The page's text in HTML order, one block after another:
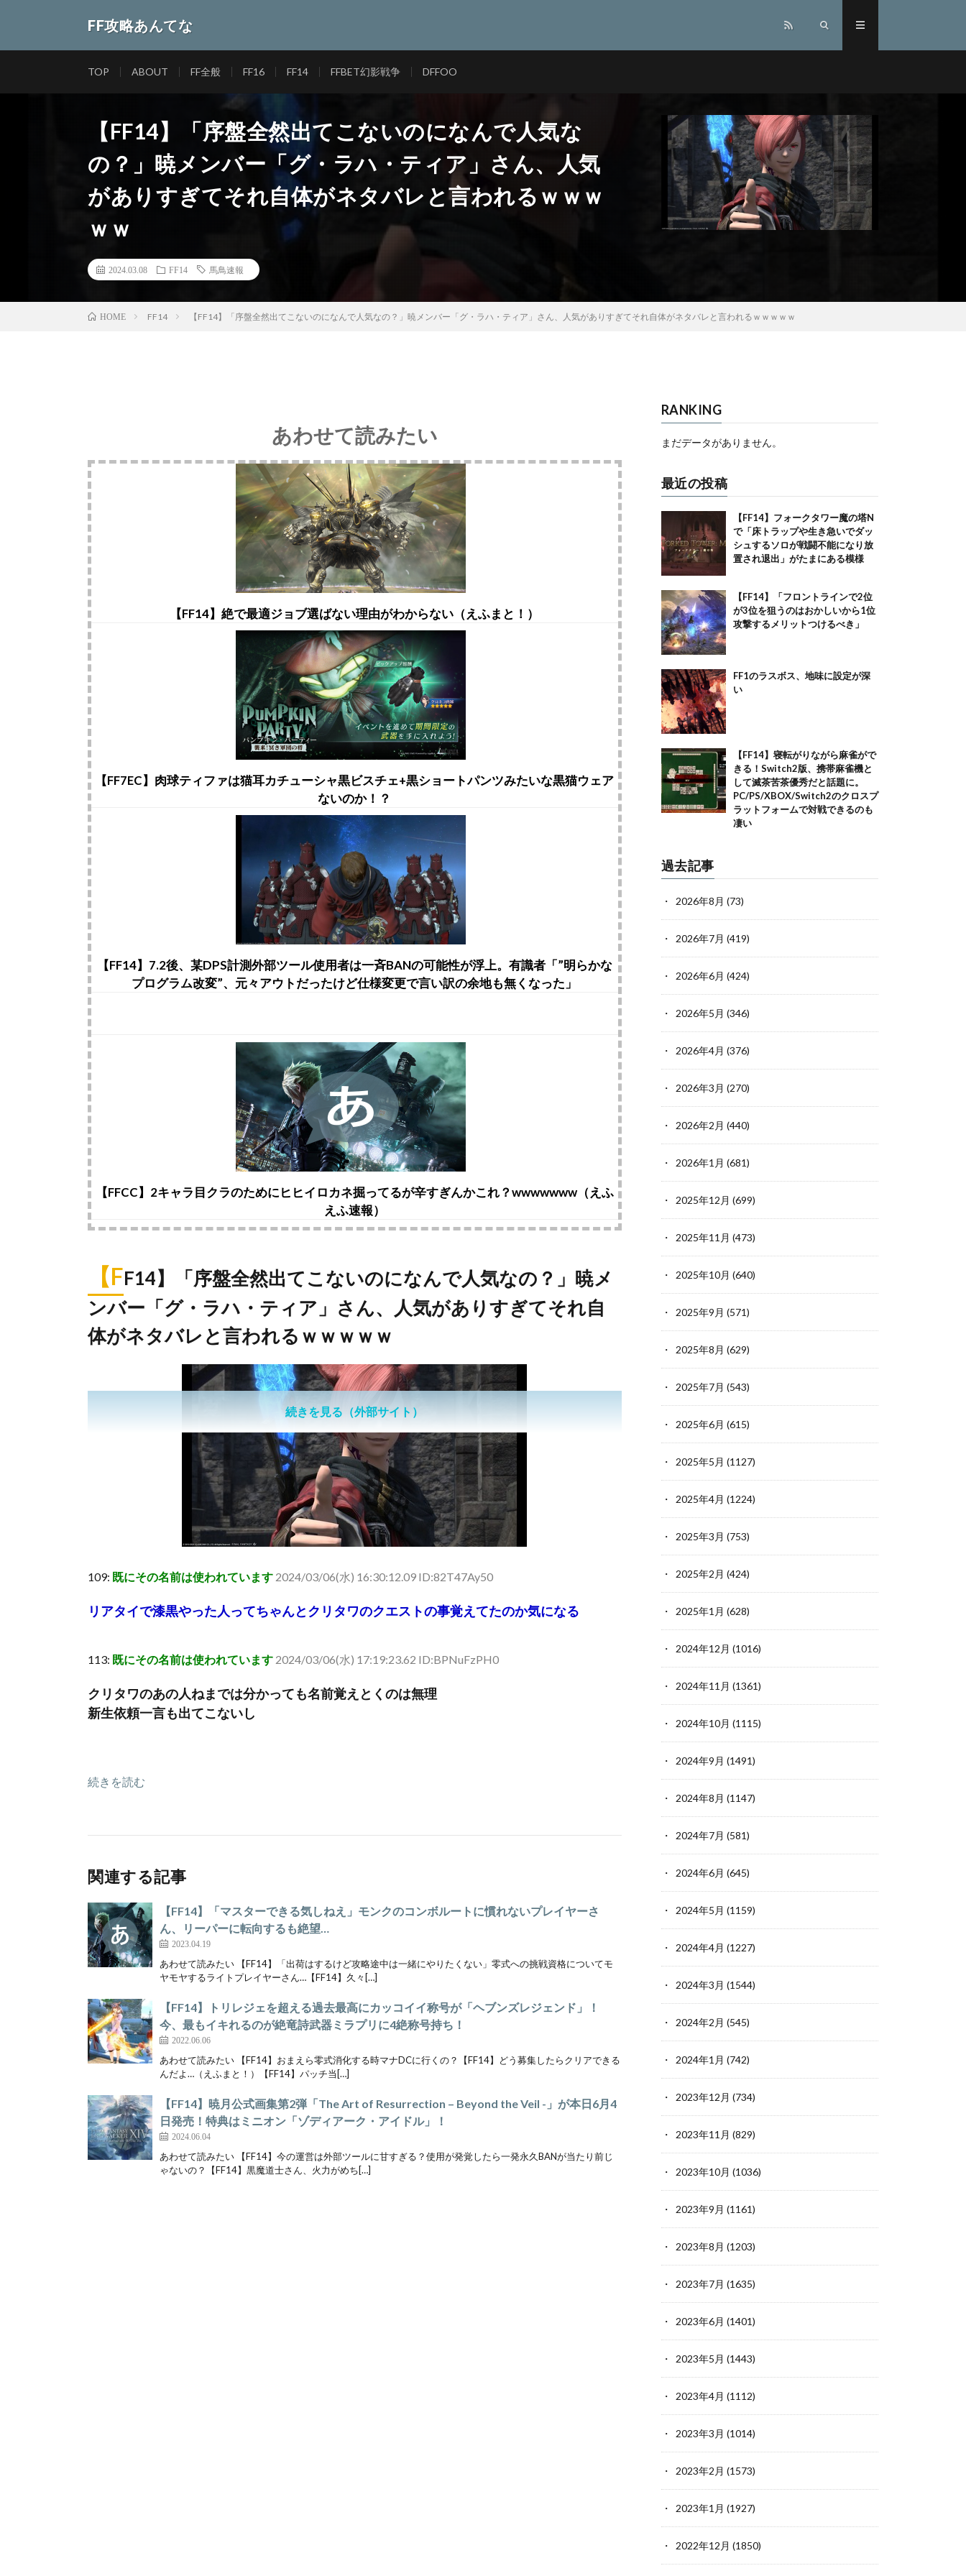
FF攻略あんてな
TOP ABOUT FF全般 FF16 FF14 FFBET幻影戦争 DFFOO
【FF14】「序盤全然出てこないのになんで人気な
の？」暁メンバー「グ・ラハ・ティア」さん、人気
がありすぎてそれ自体がネタバレと言われるｗｗｗ
ｗｗ
2024.03.08 FF14 馬鳥速報
HOME FF14 【FF14】「序盤全然出てこないのになんで人気なの？」暁メンバー「グ・ラハ・ティア」さん、人気がありすぎてそれ自体がネタバレと言われるｗｗｗｗｗ
あわせて読みたい
【FF14】絶で最適ジョブ選ばない理由がわからない（えふまと！）
【FF7EC】肉球ティファは猫耳カチューシャ黒ビスチェ+黒ショートパンツみたいな黒猫ウェア
ないのか！？
【FF14】7.2後、某DPS計測外部ツール使用者は一斉BANの可能性が浮上。有識者「”明らかな
プログラム改変”、元々アウトだったけど仕様変更で言い訳の余地も無くなった」
【FFCC】2キャラ目クラのためにヒヒイロカネ掘ってるが辛すぎんかこれ？wwwwwww（えふ
えふ速報）
【FF14】「序盤全然出てこないのになんで人気なの？」暁メ
ンバー「グ・ラハ・ティア」さん、人気がありすぎてそれ自
体がネタバレと言われるｗｗｗｗｗ
109: 既にその名前は使われています 2024/03/06(水) 16:30:12.09 ID:82T47Ay50
リアタイで漆黒やった人ってちゃんとクリタワのクエストの事覚えてたのか気になる
113: 既にその名前は使われています 2024/03/06(水) 17:19:23.62 ID:BPNuFzPH0
クリタワのあの人ねまでは分かっても名前覚えとくのは無理
新生依頼一言も出てこないし
続きを読む
続きを見る（外部サイト）
関連する記事
【FF14】「マスターできる気しねえ」モンクのコンボルートに慣れないプレイヤーさ
ん、リーパーに転向するも絶望…
2023.04.19
あわせて読みたい 【FF14】「出荷はするけど攻略途中は一緒にやりたくない」零式への挑戦資格についてモ
ヤモヤするライトプレイヤーさん…【FF14】久々[…]
【FF14】トリレジェを超える過去最高にカッコイイ称号が「ヘブンズレジェンド」！
今、最もイキれるのが絶竜詩武器ミラプリに4絶称号持ち！
2022.06.06
あわせて読みたい 【FF14】おまえら零式消化する時マナDCに行くの？【FF14】どう募集したらクリアできる
んだよ…（えふまと！）【FF14】パッチ当[…]
【FF14】暁月公式画集第2弾「The Art of Resurrection – Beyond the Veil -」が本日6月4
日発売！特典はミニオン「ゾディアーク・アイドル」！
2024.06.04
あわせて読みたい 【FF14】今の運営は外部ツールに甘すぎる？使用が発覚したら一発永久BANが当たり前じ
ゃないの？【FF14】黒魔道士さん、火力がめち[…]
RANKING
まだデータがありません。
最近の投稿
【FF14】フォークタワー魔の塔N
で「床トラップや生き急いでダッ
シュするソロが戦闘不能になり放
置され退出」がたまにある模様
【FF14】「フロントラインで2位
が3位を狙うのはおかしいから1位
攻撃するメリットつけるべき」
FF1のラスボス、地味に設定が深
い
【FF14】寝転がりながら麻雀がで
きる！Switch2版、携帯麻雀機と
して滅茶苦茶優秀だと話題に。
PC/PS/XBOX/Switch2のクロスプ
ラットフォームで対戦できるのも
凄い
過去記事
2026年8月 (73)
2026年7月 (419)
2026年6月 (424)
2026年5月 (346)
2026年4月 (376)
2026年3月 (270)
2026年2月 (440)
2026年1月 (681)
2025年12月 (699)
2025年11月 (473)
2025年10月 (640)
2025年9月 (571)
2025年8月 (629)
2025年7月 (543)
2025年6月 (615)
2025年5月 (1127)
2025年4月 (1224)
2025年3月 (753)
2025年2月 (424)
2025年1月 (628)
2024年12月 (1016)
2024年11月 (1361)
2024年10月 (1115)
2024年9月 (1491)
2024年8月 (1147)
2024年7月 (581)
2024年6月 (645)
2024年5月 (1159)
2024年4月 (1227)
2024年3月 (1544)
2024年2月 (545)
2024年1月 (742)
2023年12月 (734)
2023年11月 (829)
2023年10月 (1036)
2023年9月 (1161)
2023年8月 (1203)
2023年7月 (1635)
2023年6月 (1401)
2023年5月 (1443)
2023年4月 (1112)
2023年3月 (1014)
2023年2月 (1573)
2023年1月 (1927)
2022年12月 (1850)